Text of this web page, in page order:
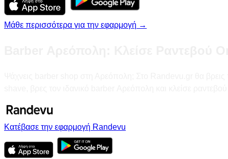
Μάθε περισσότερα για την εφαρμογή →
Κατέβασε την εφαρμογή Randevu